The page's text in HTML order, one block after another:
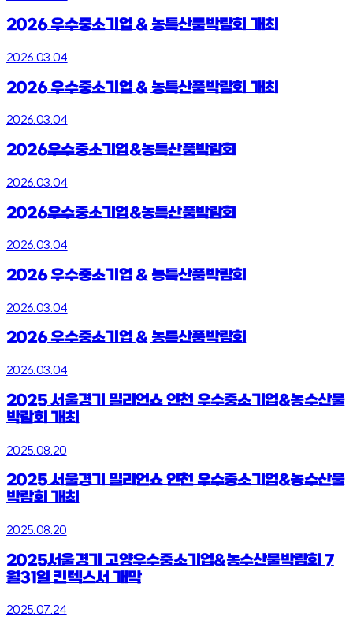
2026 우수중소기업 & 농특산품박람회 개최
2026.03.04
2026 우수중소기업 & 농특산품박람회 개최
2026.03.04
2026우수중소기업&농특산품박람회
2026.03.04
2026우수중소기업&농특산품박람회
2026.03.04
2026 우수중소기업 & 농특산품박람회
2026.03.04
2026 우수중소기업 & 농특산품박람회
2026.03.04
2025 서울경기 밀리언쇼 인천 우수중소기업&농수산물
박람회 개최
2025.08.20
2025 서울경기 밀리언쇼 인천 우수중소기업&농수산물
박람회 개최
2025.08.20
2025서울경기 고양우수중소기업&농수산물박람회 7
월31일 킨텍스서 개막
2025.07.24